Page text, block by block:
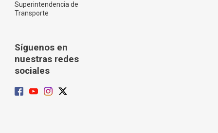
Superintendencia de
Transporte
Síguenos en
nuestras redes
sociales